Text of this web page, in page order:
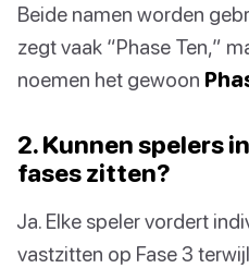
Beide namen worden
zegt vaak “Phase Ten,”
noemen het gewoon
2. Kunnen spelers
fases zitten?
Ja. Elke speler vordert
vastzitten op Fase 3